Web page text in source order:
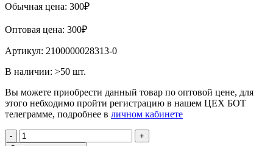
Обычная цена: 300₽
Оптовая цена: 300₽
Артикул: 2100000028313-0
В наличии: >50 шт.
Вы можете приобрести данный товар по оптовой цене, для
этого небходимо пройти регистрацию в нашем ЦЕХ БОТ
телеграмме, подробнее в личном кабинете
-
+